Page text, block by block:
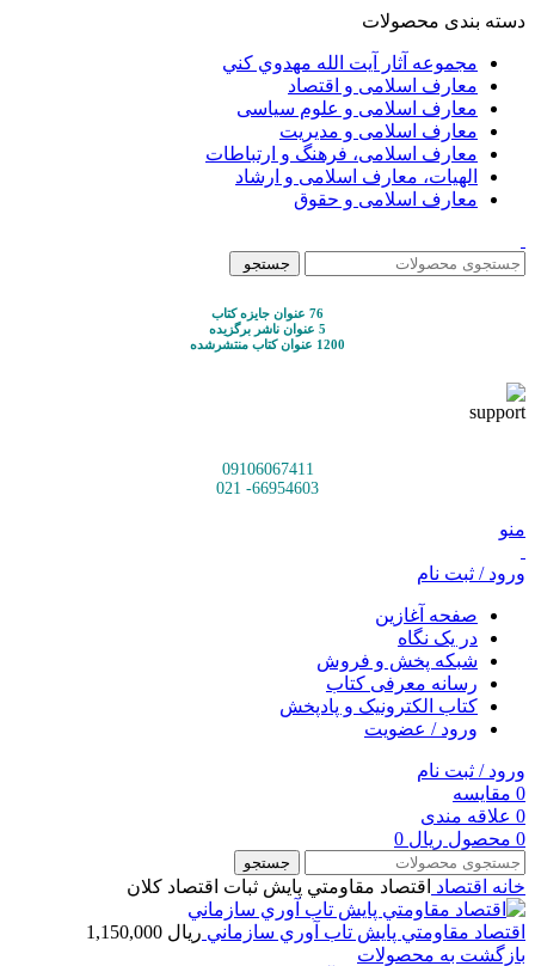
دسته بندی محصولات
مجموعه آثار آيت الله مهدوي كني
معارف اسلامی و اقتصاد
معارف اسلامی و علوم سیاسی
معارف اسلامی و مدیریت
معارف اسلامی، فرهنگ و ارتباطات
الهیات، معارف اسلامی و ارشاد
معارف اسلامی و حقوق
جستجو
76 عنوان جایزه کتاب
5 عنوان ناشر برگزیده
1200 عنوان کتاب منتشرشده
09106067411
66954603- 021
منو
ورود / ثبت نام
صفحه آغازین
در یک نگاه
شبکه پخش و فروش
رسانه معرفی کتاب
کتاب الکترونیک و پادپخش
ورود / عضویت
ورود / ثبت نام
0 مقایسه
0 علاقه مندی
0 محصول ریال
جستجو
خانه اقتصاد اقتصاد مقاومتي پايش ثبات اقتصاد كلان
اقتصاد مقاومتي پايش تاب آوري سازماني ریال
بازگشت به محصولات